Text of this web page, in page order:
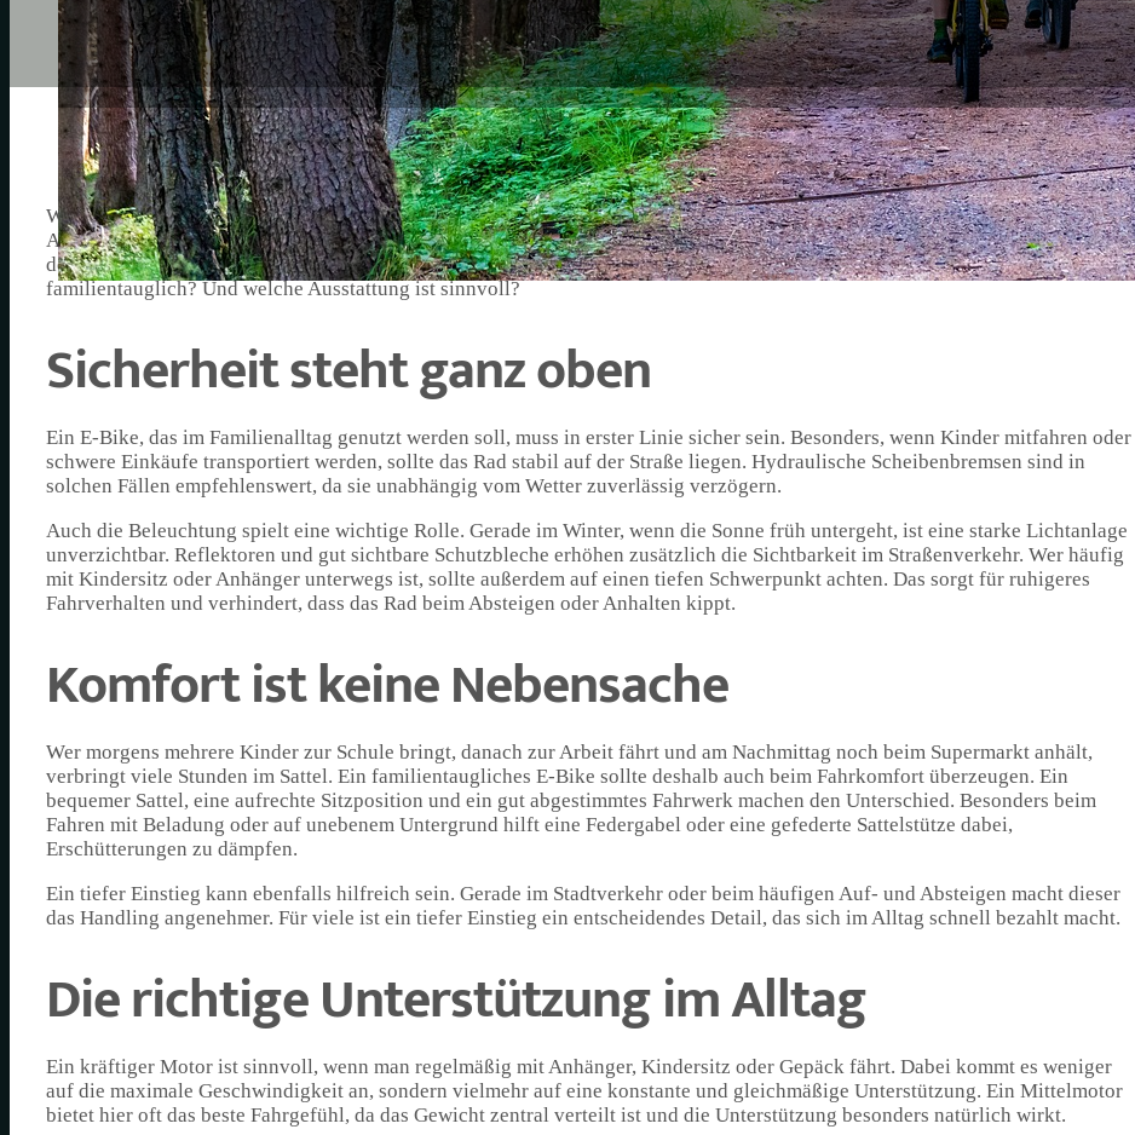
Wenn die täglichen Wege nicht mehr nur vom eigenen Kalender bestimmt werden, sondern auch vom Stundenplan, Kita-
Abholzeiten und Wochenendeinkauf, dann stellt sich schnell die Frage nach einem geeigneten Verkehrsmittel. Viele Familien
denken über ein E-Bike nach, denn das spart Sprit, Nerven und oft auch Zeit. Doch was macht ein E-Bike eigentlich
familientauglich? Und welche Ausstattung ist sinnvoll?
Sicherheit steht ganz oben
Ein E-Bike, das im Familienalltag genutzt werden soll, muss in erster Linie sicher sein. Besonders, wenn Kinder mitfahren oder
schwere Einkäufe transportiert werden, sollte das Rad stabil auf der Straße liegen. Hydraulische Scheibenbremsen sind in
solchen Fällen empfehlenswert, da sie unabhängig vom Wetter zuverlässig verzögern.
Auch die Beleuchtung spielt eine wichtige Rolle. Gerade im Winter, wenn die Sonne früh untergeht, ist eine starke Lichtanlage
unverzichtbar. Reflektoren und gut sichtbare Schutzbleche erhöhen zusätzlich die Sichtbarkeit im Straßenverkehr. Wer häufig
mit Kindersitz oder Anhänger unterwegs ist, sollte außerdem auf einen tiefen Schwerpunkt achten. Das sorgt für ruhigeres
Fahrverhalten und verhindert, dass das Rad beim Absteigen oder Anhalten kippt.
Komfort ist keine Nebensache
Wer morgens mehrere Kinder zur Schule bringt, danach zur Arbeit fährt und am Nachmittag noch beim Supermarkt anhält,
verbringt viele Stunden im Sattel. Ein familientaugliches E-Bike sollte deshalb auch beim Fahrkomfort überzeugen. Ein
bequemer Sattel, eine aufrechte Sitzposition und ein gut abgestimmtes Fahrwerk machen den Unterschied. Besonders beim
Fahren mit Beladung oder auf unebenem Untergrund hilft eine Federgabel oder eine gefederte Sattelstütze dabei,
Erschütterungen zu dämpfen.
Ein tiefer Einstieg kann ebenfalls hilfreich sein. Gerade im Stadtverkehr oder beim häufigen Auf- und Absteigen macht dieser
das Handling angenehmer. Für viele ist ein tiefer Einstieg ein entscheidendes Detail, das sich im Alltag schnell bezahlt macht.
Die richtige Unterstützung im Alltag
Ein kräftiger Motor ist sinnvoll, wenn man regelmäßig mit Anhänger, Kindersitz oder Gepäck fährt. Dabei kommt es weniger
auf die maximale Geschwindigkeit an, sondern vielmehr auf eine konstante und gleichmäßige Unterstützung. Ein Mittelmotor
bietet hier oft das beste Fahrgefühl, da das Gewicht zentral verteilt ist und die Unterstützung besonders natürlich wirkt.